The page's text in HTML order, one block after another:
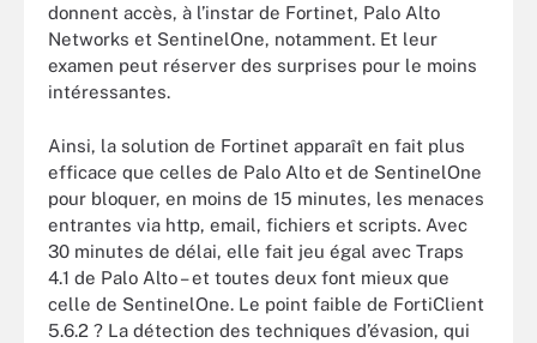
donnent accès, à l’instar de Fortinet, Palo Alto
Networks et SentinelOne, notamment. Et leur
examen peut réserver des surprises pour le moins
intéressantes.
Ainsi, la solution de Fortinet apparaît en fait plus
efficace que celles de Palo Alto et de SentinelOne
pour bloquer, en moins de 15 minutes, les menaces
entrantes via http, email, fichiers et scripts. Avec
30 minutes de délai, elle fait jeu égal avec Traps
4.1 de Palo Alto – et toutes deux font mieux que
celle de SentinelOne. Le point faible de FortiClient
5.6.2 ? La détection des techniques d’évasion, qui